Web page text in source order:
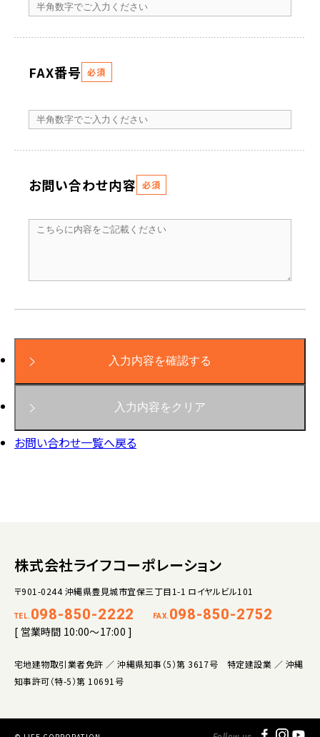
FAX番号 必須
お問い合わせ内容 必須
お問い合わせ一覧へ戻る
株式会社ライフコーポレーション
〒901-0244 沖縄県豊見城市宜保三丁目1-1 ロイヤルビル101
TEL. 098-850-2222 FAX. 098-850-2752
[ 営業時間 10:00～17:00 ]
宅地建物取引業者免許 ／ 沖縄県知事（5）第 3617号 特定建設業 ／ 沖縄
知事許可（特-5）第 10691号